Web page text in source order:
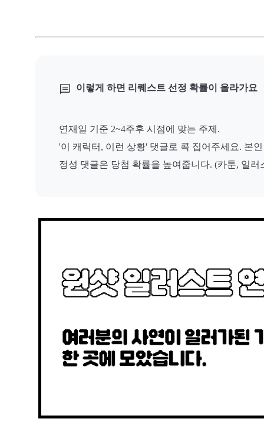
이렇게 하면 리퀘스트 선정 확률이 올라가요
연재일 기준 2~4주후 시점에 맞는 주제.
'이 캐릭터, 이런 상황' 댓글로 콕 집어주세요. 본
정성 댓글은 당첨 확률을 높여줍니다. (카툰, 일